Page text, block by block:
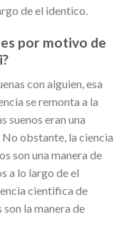
de el identico.
por motivo de
con alguien, esa
se remonta a la
suenos eran una
obstante, la ciencia
son una manera de
a lo largo de el
cientifica de
la manera de